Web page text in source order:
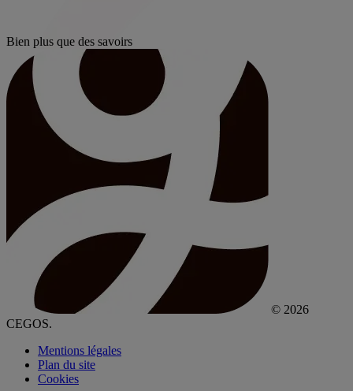
Bien plus que des savoirs
© 2026
CEGOS.
Mentions légales
Plan du site
Cookies